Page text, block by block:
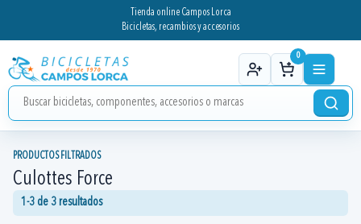
Tienda online Campos Lorca
Bicicletas, recambios y accesorios
0
PRODUCTOS FILTRADOS
Culottes Force
1-3 de 3 resultados